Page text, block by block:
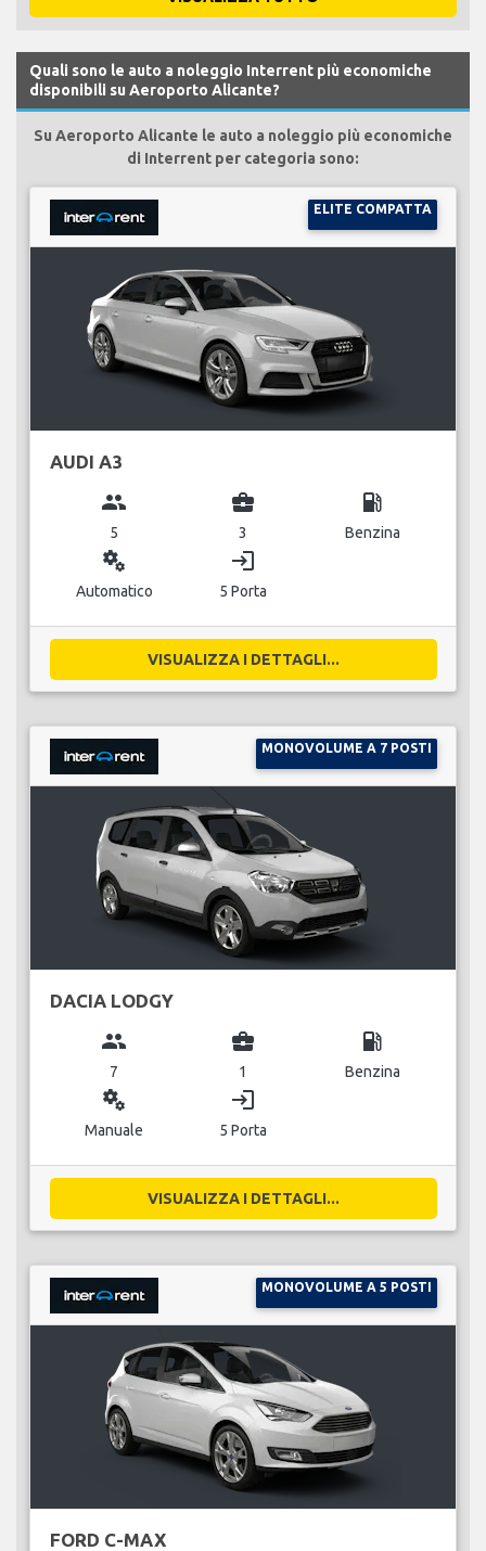
Quali sono le auto a noleggio Interrent più economiche
disponibili su Aeroporto Alicante?
Su Aeroporto Alicante le auto a noleggio più economiche
di Interrent per categoria sono:
ELITE COMPATTA
AUDI A3
group
5
business_center
3
local_gas_station
Benzina
miscellaneous_services
Automatico
login
5 Porta
VISUALIZZA I DETTAGLI...
MONOVOLUME A 7 POSTI
DACIA LODGY
group
7
business_center
1
local_gas_station
Benzina
miscellaneous_services
Manuale
login
5 Porta
VISUALIZZA I DETTAGLI...
MONOVOLUME A 5 POSTI
FORD C-MAX